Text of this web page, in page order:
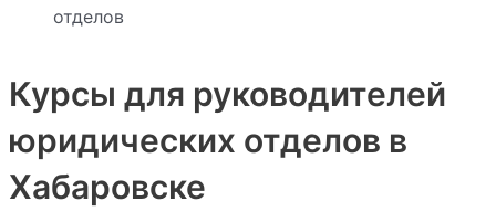
отделов
Курсы для руководителей
юридических отделов в
Хабаровске